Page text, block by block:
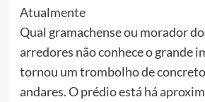
Atualmente
Qual gramachense ou morador
arredores não conhece o grande
tornou um trombolho de concreto
andares. O prédio está há